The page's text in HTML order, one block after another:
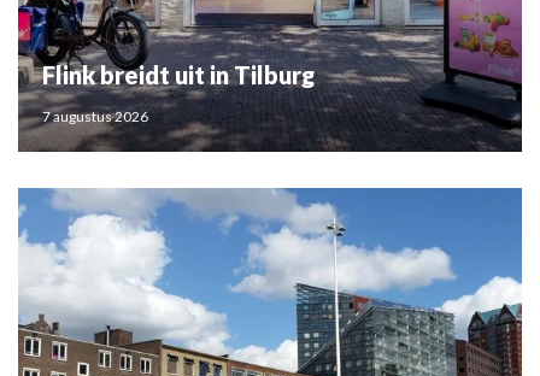
Flink breidt uit in Tilburg
7 augustus 2026